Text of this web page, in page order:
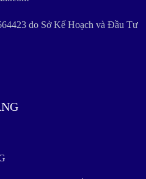
do Sở Kế Hoạch và Đầu Tư